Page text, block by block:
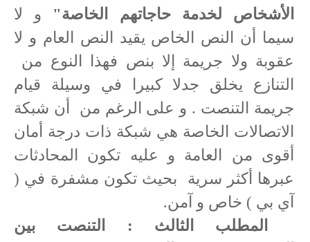
الأشخاص لخدمة حاجاتهم الخاصة" و لا
سيما أن النص الخاص يقيد النص العام و لا
عقوبة ولا جريمة إلا بنص فهذا النوع من
التنازع يخلق جدلا كبيرا في وسيلة قيام
جريمة التنصت . و على الرغم من
أن شبكة
الاتصالات الخاصة هي شبكة ذات درجة أمان
أقوى من العامة و عليه تكون المحادثات
عبرها أكثر سرية
بحيث تكون مشفرة في (
آي بي ) خاص و آمن.
المطلب الثالث : التنصت بين